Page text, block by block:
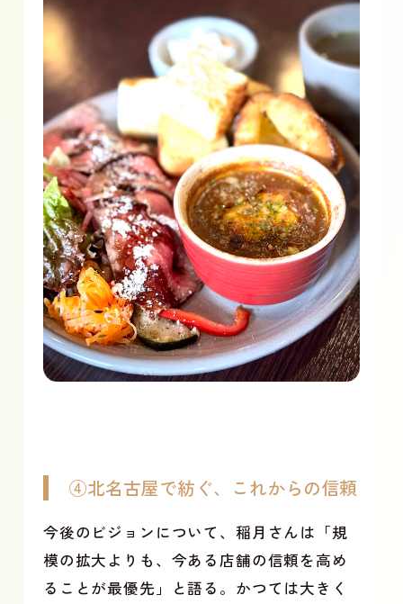
④北名古屋で紡ぐ、これからの信頼
今後のビジョンについて、稲月さんは「規
模の拡大よりも、今ある店舗の信頼を高め
ることが最優先」と語る。かつては大きく